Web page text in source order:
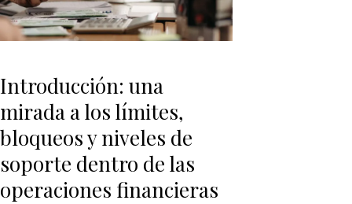
Introducción: una
mirada a los límites,
bloqueos y niveles de
soporte dentro de las
operaciones financieras